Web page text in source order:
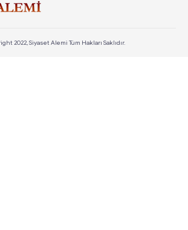
2022, Siyaset Alemi Tüm Hakları Saklıdır.